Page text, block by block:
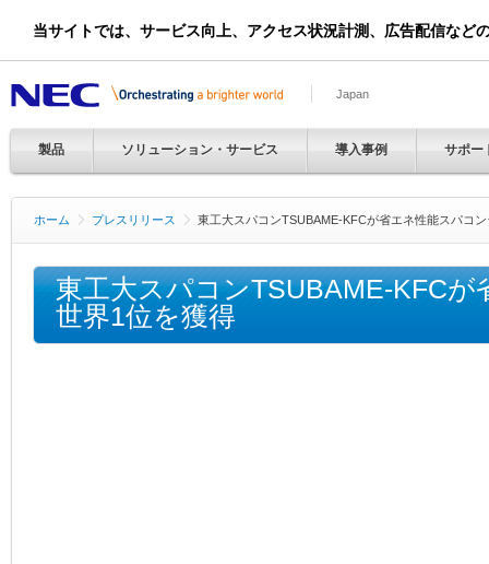
当サイトでは、サービス向上、アクセス状況計測、広告配信など
Japan
製品 ソリューション・サービス 導入事例 サポー
ホーム プレスリリース 東工大スパコンTSUBAME-KFCが省エネ性能スパコ
東工大スパコンTSUBAME-KFC
世界1位を獲得